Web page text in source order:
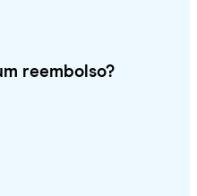
reembolso?